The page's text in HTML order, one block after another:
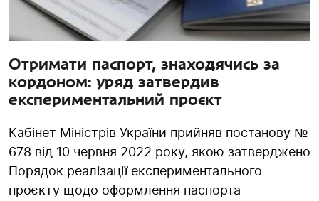
Отримати паспорт, знаходячись за
кордоном: уряд затвердив
експериментальний проєкт
Кабінет Міністрів України прийняв постанову №
678 від 10 червня 2022 року, якою затверджено
Порядок реалізації експериментального
проєкту щодо оформлення паспорта